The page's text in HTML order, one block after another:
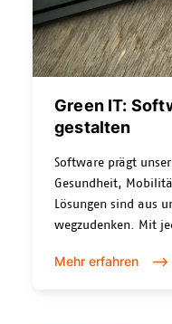
Green IT:
gestalten
Software prägt
Gesundheit,
Lösungen sind aus
wegzudenken. Mit
Studien
Mehr erfahren